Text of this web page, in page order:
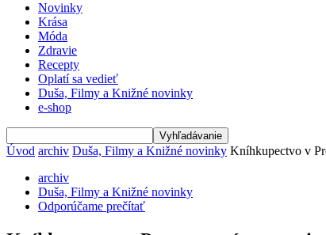
Novinky
Krása
Móda
Zdravie
Recepty
Oplatí sa vedieť
Duša, Filmy a Knižné novinky
e-shop
Úvod archiv Duša, Filmy a Knižné novinky Kníhkupectvo v
archiv
Duša, Filmy a Knižné novinky
Odporúčame prečítať